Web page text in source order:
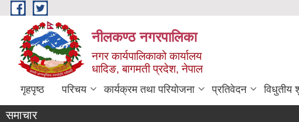
Skip to main content
नीलकण्ठ नगरपालिका
नगर कार्यपालिकाको कार्यालय
धादिङ, बागमती प्रदेश, नेपाल
गृहपृष्ठ परिचय कार्यक्रम तथा परियोजना प्रतिवेदन विधुतीय
समाचार